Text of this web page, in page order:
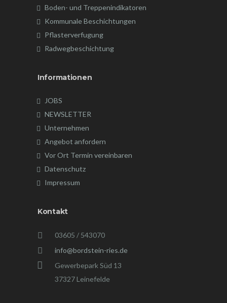
Boden- und Treppenindikatoren
Kommunale Beschichtungen
Pflasterverfugung
Radwegbeschichtung
Informationen
JOBS
NEWSLETTER
Unternehmen
Angebot anfordern
Vor Ort Termin vereinbaren
Datenschutz
Impressum
Kontakt
03605 / 543070
info@bordstein-ries.de
Gewerbepark Süd 13
37327 Leinefelde